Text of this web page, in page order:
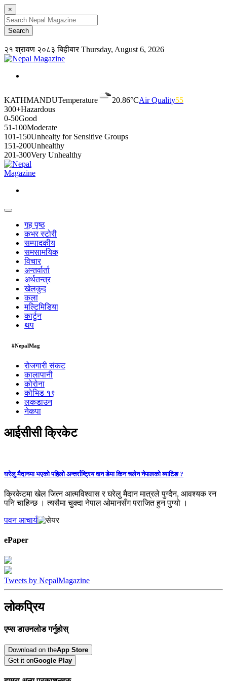
×
२१ श्रावण २०८३ बिहीबारThursday, August 6, 2026
KATHMANDUTemperature 20.86°CAir Quality55
300+Hazardous
0-50Good
51-100Moderate
101-150Unhealty for Sensitive Groups
151-200Unhealthy
201-300Very Unhealthy
गृह पृष्ठ
कभर स्टोरी
सम्पादकीय
समसामयिक
विचार
अन्तर्वार्ता
अर्थतन्त्र
खेलकुद
कला
मल्टिमिडिया
कार्टुन
थप
#NepalMag
रोजगारी संकट
कालापानी
कोरोना
कोभिड १९
लकडाउन
नेकपा
आईसीसी क्रिकेट
घरेलु मैदानमा भएको पहिलो अन्तर्राष्‍ट्रिय वान डेमा किन चलेन नेपालको ब्याटिङ ?
क्रिकेटमा खेल जित्न आत्मविश्वास र घरेलु मैदान मात्रले पुग्दैन, आवश्यक रन
पनि चाहिन्छ । त्यसैमा चुक्दा नेपाल ओमानसँग पराजित हुन पुग्यो ।
पवन आचार्य
ePaper
Tweets by NepalMagazine
लोकप्रिय
एप्स डाउनलोड गर्नुहोस्
Download on theApp Store
Get it onGoogle Play